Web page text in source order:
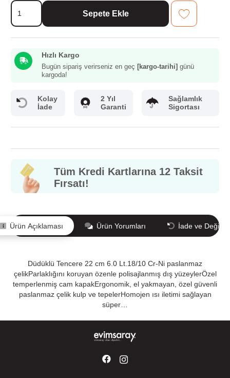
Evimsaray
Bıanca
4
Parça
Ve
Haşlama
adet
Sepete Ekle
Hızlı Kargo
Bugün sipariş verirseniz en geç [kargo-tarihi] günü
kargoda!
Kolay
İade
2 Yıl
Garanti
Sağlamlık
Sigortası
Tüm Kredi Kartlarına 12 Taksit
Fırsatı!
Ürün Açıklaması Ürün Yorumları İade ve Değişim
Düdüklü Tencere 22 cm 6.0 Lt.18/10 Cr-Ni paslanmaz
çelikParlaklığını koruyan özenle polisajlanmış dış yüzeylerÖzel
temperlenmiş cam kapakErgonomik, el yakmayan, özel güvenli
paslanmaz çelik kulp ve tepelerHomojen ısı iletimi sağlayan
süper…